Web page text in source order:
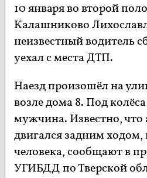
10 января во второй
Калашниково
неизвестный водитель
уехал с места ДТП.
Наезд произошёл на
возле дома 8. Под
мужчина. Известно, что
двигался задним ходом,
человека, сообщают в
УГИБДД по Тверской